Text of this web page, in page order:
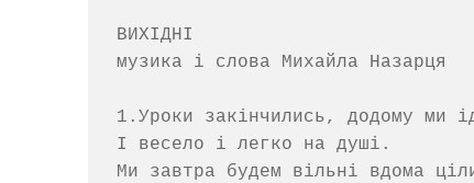
ВИХІДНІ
музика і слова Михайла
1.Уроки закінчились, додому ми
І весело і легко на душі.
Ми завтра будем вільні вдома